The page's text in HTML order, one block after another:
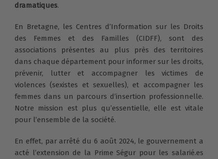
dramatiques.
En Bretagne, les Centres d’Information sur les Droits
des Femmes et des Familles (CIDFF), sont des
associations présentes au plus près des territoires
dans chaque département pour informer sur les droits,
prévenir, lutter et accompagner les victimes de
violences (sexistes et sexuelles), et accompagner les
femmes dans un parcours d’insertion professionnelle.
Notre mission est plus qu’essentielle, elle est vitale
pour l’ensemble de la société.
En effet, par arrêté du 6 août 2024, le gouvernement a
acté l’extension de la Prime Ségur pour les salarié.es